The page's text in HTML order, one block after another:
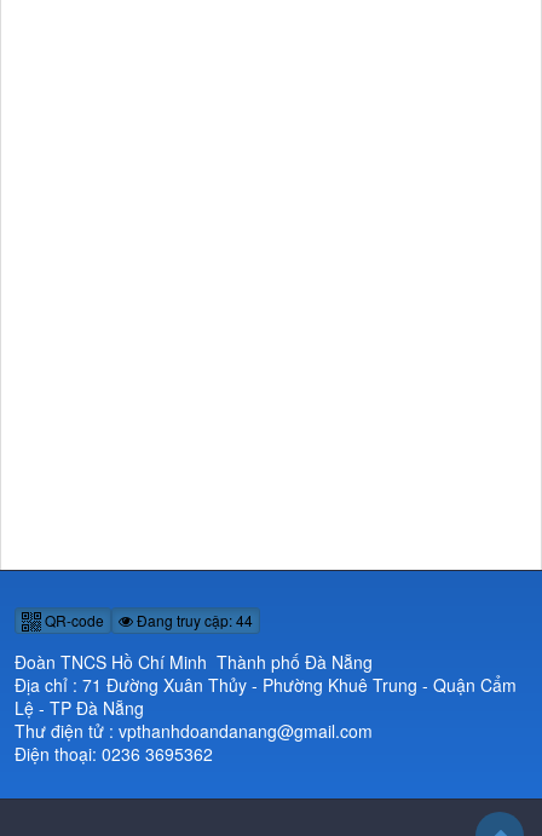
QR-code Đang truy cập: 44
Đoàn TNCS Hồ Chí Minh Thành phố Đà Nẵng
Địa chỉ : 71 Đường Xuân Thủy - Phường Khuê Trung - Quận Cẩm
Lệ - TP Đà Nẵng
Thư điện tử : vpthanhdoandanang@gmail.com
Điện thoại: 0236 3695362